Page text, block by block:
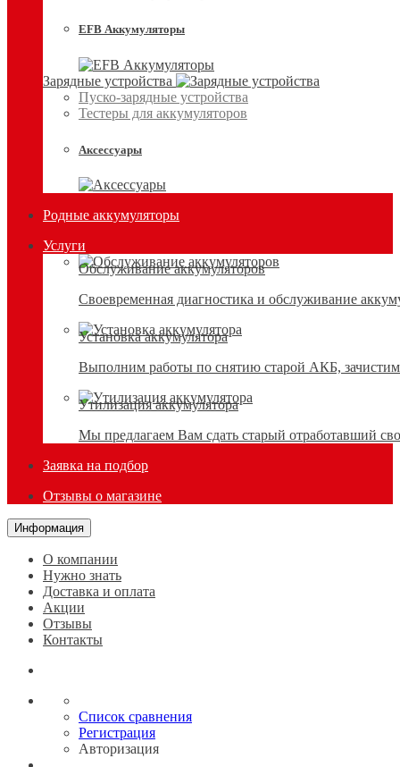
EFB Аккумуляторы
Зарядные устройства
Пуско-зарядные устройства
Тестеры для аккумуляторов
Аксессуары
Родные аккумуляторы
Услуги
Обслуживание аккумуляторов
Своевременная диагностика и обслуживание
Установка аккумулятора
Выполним работы по снятию старой АКБ, зачистим
Утилизация аккумулятора
Мы предлагаем Вам сдать старый отработавший
Заявка на подбор
Отзывы о магазине
Информация
О компании
Нужно знать
Доставка и оплата
Акции
Отзывы
Контакты
Список сравнения
Регистрация
Авторизация